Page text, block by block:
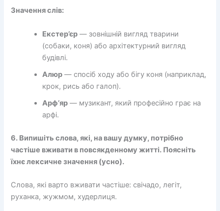
Значення слів:
Екстер’єр — зовнішній вигляд тварини
(собаки, коня) або архітектурний вигляд
будівлі.
Алюр — спосіб ходу або бігу коня (наприклад,
крок, рись або галоп).
Арф’яр — музикант, який професійно грає на
арфі.
6. Випишіть слова, які, на вашу думку, потрібно
частіше вживати в повсякденному житті. Поясніть
їхнє лексичне значення (усно).
Слова, які варто вживати частіше: свічадо, легіт,
руханка, жужмом, худерлиця.